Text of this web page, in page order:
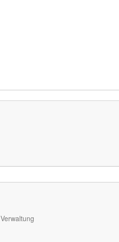
Verwaltung